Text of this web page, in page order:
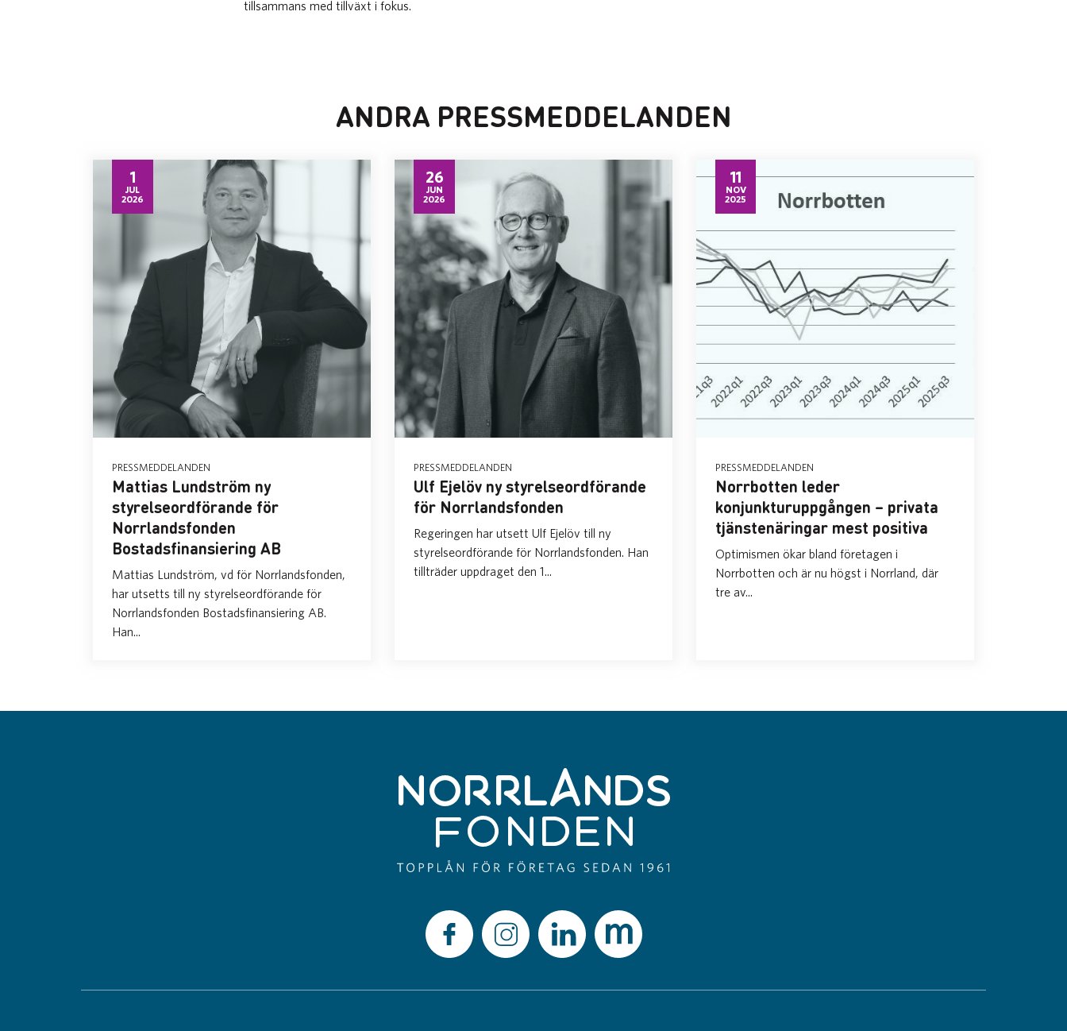
tillsammans med tillväxt i fokus.
ANDRA PRESSMEDDELANDEN
1
JUL
2026
PRESSMEDDELANDEN
Mattias Lundström ny
styrelseordförande för
Norrlandsfonden
Bostadsfinansiering AB
Mattias Lundström, vd för Norrlandsfonden,
har utsetts till ny styrelseordförande för
Norrlandsfonden Bostadsfinansiering AB.
Han...
26
JUN
2026
PRESSMEDDELANDEN
Ulf Ejelöv ny styrelseordförande
för Norrlandsfonden
Regeringen har utsett Ulf Ejelöv till ny
styrelseordförande för Norrlandsfonden. Han
tillträder uppdraget den 1...
11
NOV
2025
PRESSMEDDELANDEN
Norrbotten leder
konjunkturuppgången – privata
tjänstenäringar mest positiva
Optimismen ökar bland företagen i
Norrbotten och är nu högst i Norrland, där
tre av...